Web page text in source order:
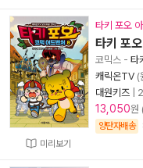
미리보기
타키 포오
타키 포
코믹스 - 타
캐릭온TV (
대원키즈
13,050원
양탄자배송